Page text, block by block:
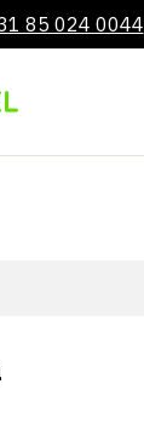
85 024 0044